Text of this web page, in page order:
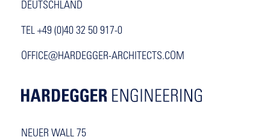
DEUTSCHLAND
TEL +49 (0)40 32 50 917-0
OFFICE@HARDEGGER-ARCHITECTS.COM
NEUER WALL 75